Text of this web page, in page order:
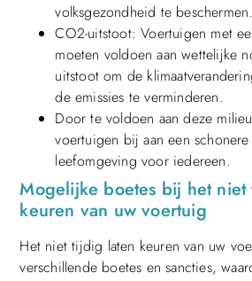
volksgezondheid te beschermen.
CO2-uitstoot: Voertuigen met
moeten voldoen aan wettelijke
uitstoot om de
de emissies te verminderen.
Door te voldoen aan deze
voertuigen bij aan een
leefomgeving voor iedereen.
Mogelijke boetes bij het
keuren van uw voertuig
Het niet tijdig laten keuren van uw
verschillende boetes en sancties,